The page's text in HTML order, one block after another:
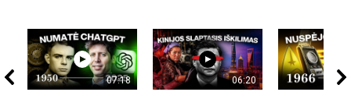
07:18 06:20